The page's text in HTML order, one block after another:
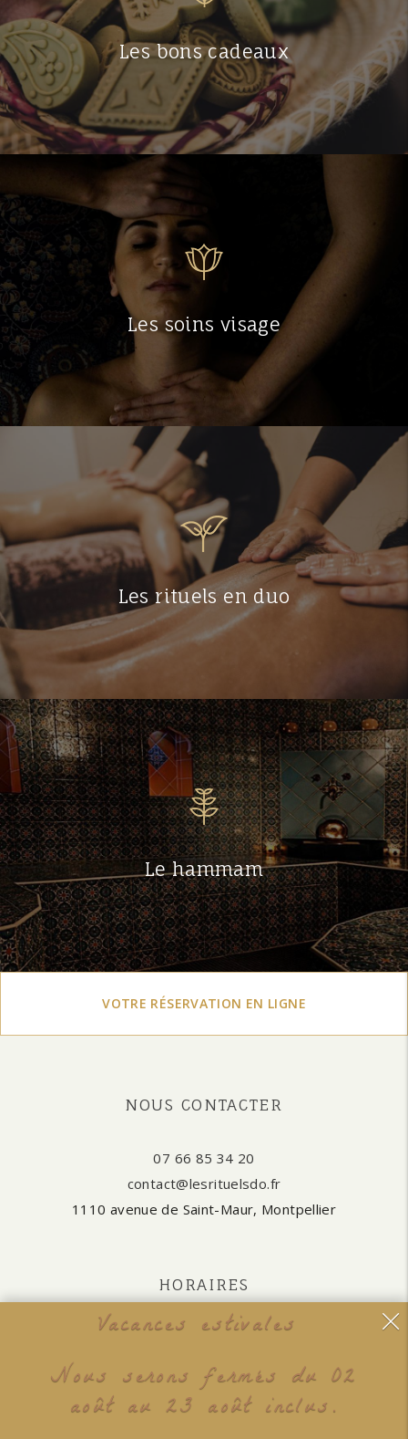
Les bons cadeaux
Les soins visage
Les rituels en duo
Le hammam
VOTRE RÉSERVATION EN LIGNE
NOUS CONTACTER
07 66 85 34 20
contact@lesrituelsdo.fr
1110 avenue de Saint-Maur, Montpellier
HORAIRES
Fermé Mercredi et Dimanche
Vacances estivales
Nous serons fermés du 02
août au 23 août inclus.